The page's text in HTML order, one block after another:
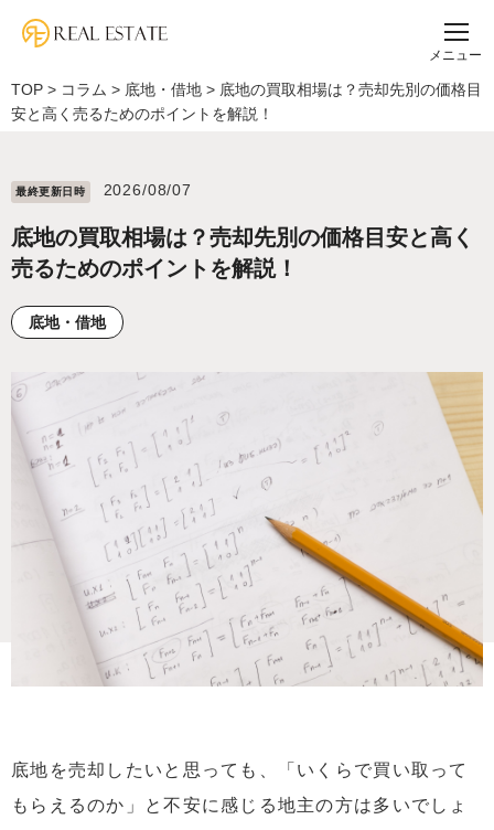
メニュー
TOP > コラム > 底地・借地 > 底地の買取相場は？売却先別の価格目
安と高く売るためのポイントを解説！
最終更新⽇時 2026/08/07
底地の買取相場は？売却先別の価格目安と高く
売るためのポイントを解説！
底地・借地
底地を売却したいと思っても、「いくらで買い取って
もらえるのか」と不安に感じる地主の方は多いでしょ